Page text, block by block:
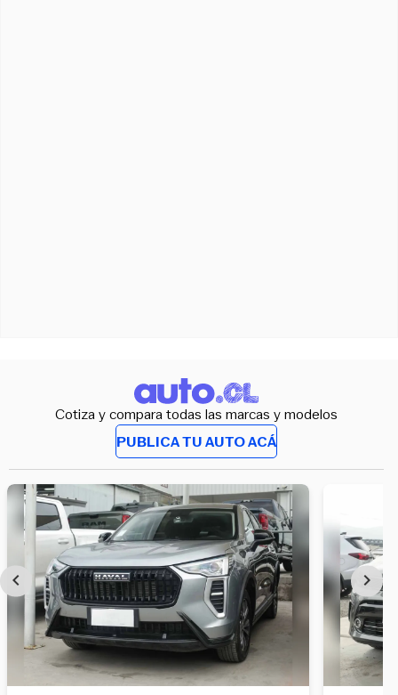
Cotiza y compara todas las marcas y modelos
PUBLICA TU AUTO ACÁ